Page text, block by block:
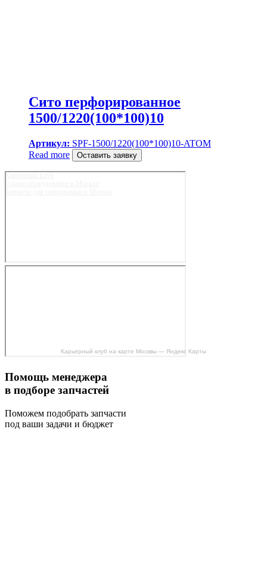
Сито перфорированное
1500/1220(100*100)10
Артикул: SPF-1500/1220(100*100)10-ATOM
Read more
Оставить заявку
Карьерный клуб на карте Москвы — Яндекс Карты
Помощь менеджера
в подборе запчастей
Поможем подобрать запчасти
под ваши задачи и бюджет